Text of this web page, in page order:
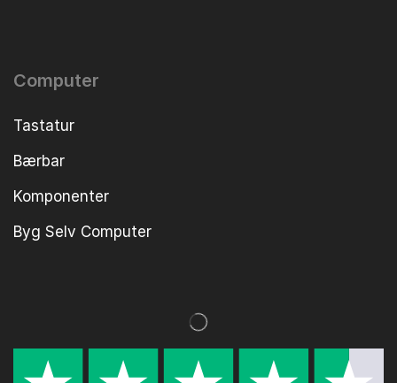
Computer
Tastatur
Bærbar
Komponenter
Byg Selv Computer